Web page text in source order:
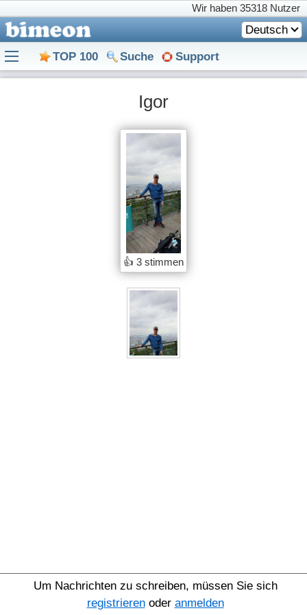
Wir haben 35318 Nutzer
Deutsch
TOP 100 Suche Support
Igor
👍 3 stimmen
Um Nachrichten zu schreiben, müssen Sie sich
registrierenoder anmelden